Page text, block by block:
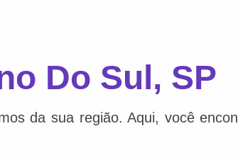
Do Sul, SP
da sua região. Aqui, você